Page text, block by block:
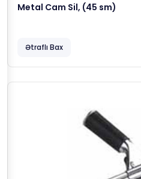
Metal Cam Sil, (45 sm)
Ətraflı Bax